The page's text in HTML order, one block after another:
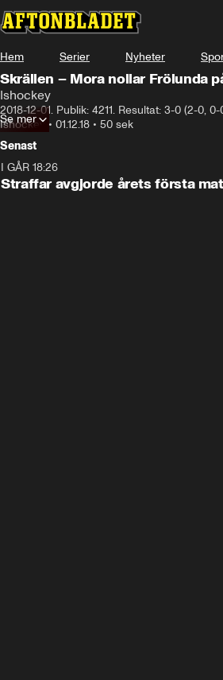
Hem Serier Nyheter
Skrällen – Mora nollar Frölunda
Ishockey
2018-12-01. Publik: 4211. Resultat: 3-0 (2-0, 0-
Ishockey• 01.12.18 • 50 sek
Se mer
Senast
I GÅR 18:26
Straffar avgjorde årets första